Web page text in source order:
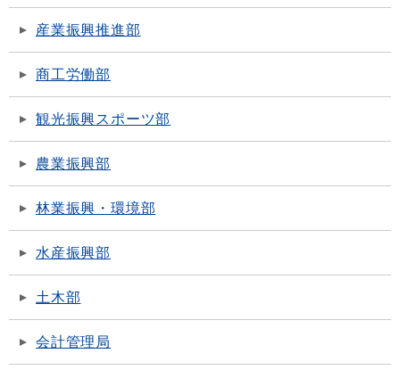
産業振興推進部
商工労働部
観光振興スポーツ部
農業振興部
林業振興・環境部
水産振興部
土木部
会計管理局